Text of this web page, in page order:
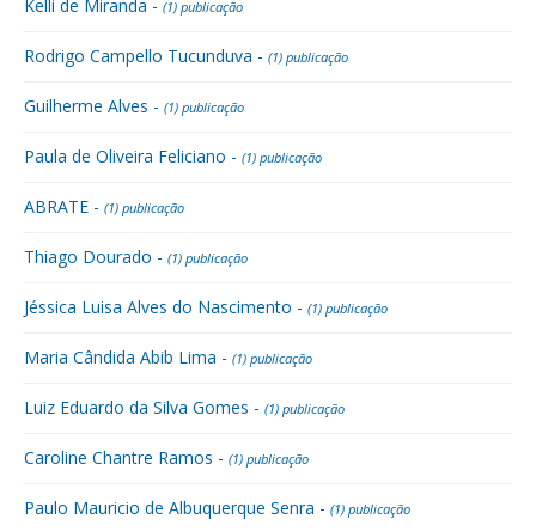
Kelli de Miranda - (1) publicação
Rodrigo Campello Tucunduva - (1) publicação
Guilherme Alves - (1) publicação
Paula de Oliveira Feliciano - (1) publicação
ABRATE - (1) publicação
Thiago Dourado - (1) publicação
Jéssica Luisa Alves do Nascimento - (1) publicação
Maria Cândida Abib Lima - (1) publicação
Luiz Eduardo da Silva Gomes - (1) publicação
Caroline Chantre Ramos - (1) publicação
Paulo Mauricio de Albuquerque Senra - (1) publicação